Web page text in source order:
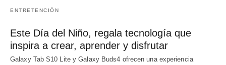
ENTRETENCIÓN
Este Día del Niño, regala tecnología que
inspira a crear, aprender y disfrutar
Galaxy Tab S10 Lite y Galaxy Buds4 ofrecen una experiencia